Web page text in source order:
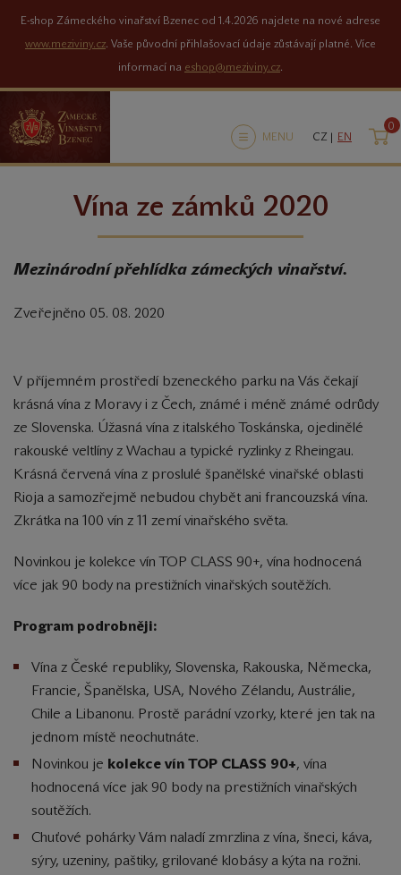
E-shop Zámeckého vinařství Bzenec od 1.4.2026 najdete na nové adrese
www.meziviny.cz. Vaše původní přihlašovací údaje zůstávají platné. Více
informací na eshop@meziviny.cz.
MENU CZ | EN
0
Vína ze zámků 2020
Mezinárodní přehlídka zámeckých vinařství.
Zveřejněno 05. 08. 2020
V příjemném prostředí bzeneckého parku na Vás čekají
krásná vína z Moravy i z Čech, známé i méně známé odrůdy
ze Slovenska. Úžasná vína z italského Toskánska, ojedinělé
rakouské veltlíny z Wachau a typické ryzlinky z Rheingau.
Krásná červená vína z proslulé španělské vinařské oblasti
Rioja a samozřejmě nebudou chybět ani francouzská vína.
Zkrátka na 100 vín z 11 zemí vinařského světa.
Novinkou je kolekce vín TOP CLASS 90+, vína hodnocená
více jak 90 body na prestižních vinařských soutěžích.
Program podrobněji:
Vína z České republiky, Slovenska, Rakouska, Německa,
Francie, Španělska, USA, Nového Zélandu, Austrálie,
Chile a Libanonu. Prostě parádní vzorky, které jen tak na
jednom místě neochutnáte.
Novinkou je kolekce vín TOP CLASS 90+, vína
hodnocená více jak 90 body na prestižních vinařských
soutěžích.
Chuťové pohárky Vám naladí zmrzlina z vína, šneci, káva,
sýry, uzeniny, paštiky, grilované klobásy a kýta na rožni.